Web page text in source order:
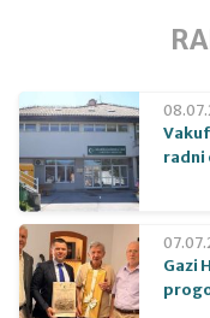
radni
Gazi